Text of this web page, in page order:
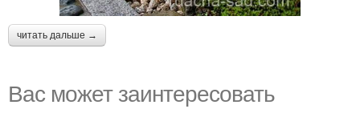
читать дальше →
Вас может заинтересовать